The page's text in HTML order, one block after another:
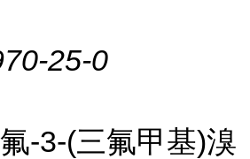
25-0
-3-(三氟甲基)溴